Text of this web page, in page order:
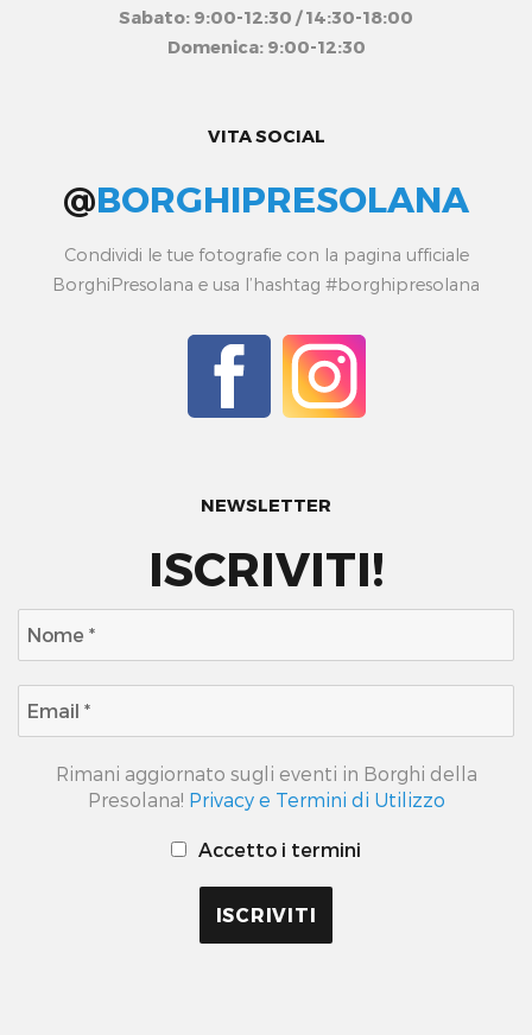
Sabato: 9:00-12:30 / 14:30-18:00
Domenica: 9:00-12:30
VITA SOCIAL
@BORGHIPRESOLANA
Condividi le tue fotografie con la pagina ufficiale
BorghiPresolana e usa l’hashtag #borghipresolana
NEWSLETTER
ISCRIVITI!
Rimani aggiornato sugli eventi in Borghi della
Presolana! Privacy e Termini di Utilizzo
Accetto i termini